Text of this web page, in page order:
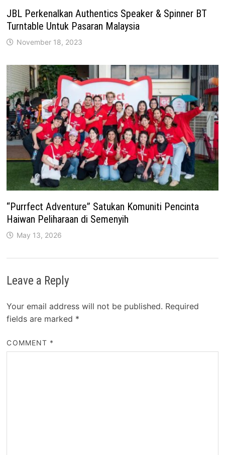
JBL Perkenalkan Authentics Speaker & Spinner BT
Turntable Untuk Pasaran Malaysia
November 18, 2023
“Purrfect Adventure” Satukan Komuniti Pencinta
Haiwan Peliharaan di Semenyih
May 13, 2026
Leave a Reply
Your email address will not be published. Required
fields are marked *
COMMENT *